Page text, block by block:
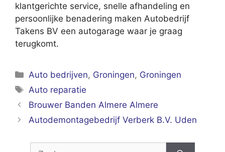
klantgerichte service, snelle afhandeling en
persoonlijke benadering maken Autobedrijf
Takens BV een autogarage waar je graag
terugkomt.
Categorieën
Auto bedrijven, Groningen, Groningen
Tags
Auto reparatie
Brouwer Banden Almere Almere
Autodemontagebedrijf Verberk B.V. Uden